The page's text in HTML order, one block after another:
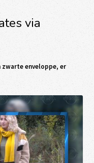
via
zwarte enveloppe, er